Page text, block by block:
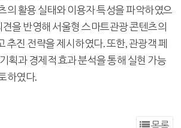
의 활용 실태와 이용자 특성을 파악하였으
견을 반영해 서울형 스마트관광 콘텐츠의
추진 전략을 제시하였다. 또한, 관광객 페
획과 경제적 효과 분석을 통해 실현 가능
하였다.
목록